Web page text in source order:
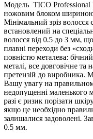
Модель TICO
ножовим блоком шириною
Мінімальний зріз
встановлений на
волосся від 0.5 до 3 мм,
плавні переходи без
повністю металева:
металі, все довговічне та
претензій до виробника.
Вашу увагу на
недопущенні маленького
разі є ризик порізати
якщо це необхідно
залишалися задоволені.
0.5 мм.